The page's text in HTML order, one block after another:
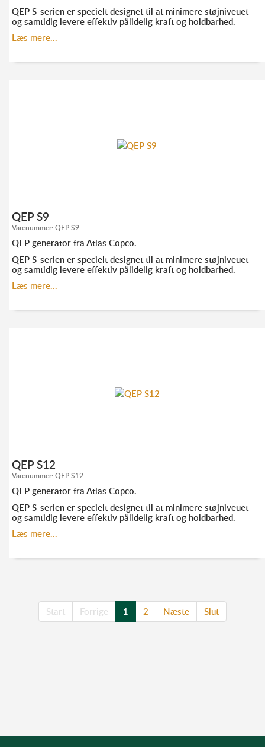
QEP S-serien er specielt designet til at minimere støjniveuet
og samtidig levere effektiv pålidelig kraft og holdbarhed.
INFORMATION:
Læs mere...
QEP S9
Varenummer:QEP S9
QEP generator fra Atlas Copco.
QEP S-serien er specielt designet til at minimere støjniveuet
og samtidig levere effektiv pålidelig kraft og holdbarhed.
INFORMATION:
Læs mere...
QEP S12
Varenummer:QEP S12
QEP generator fra Atlas Copco.
QEP S-serien er specielt designet til at minimere støjniveuet
og samtidig levere effektiv pålidelig kraft og holdbarhed.
INFORMATION:
Læs mere...
Start Forrige 1 2 Næste Slut